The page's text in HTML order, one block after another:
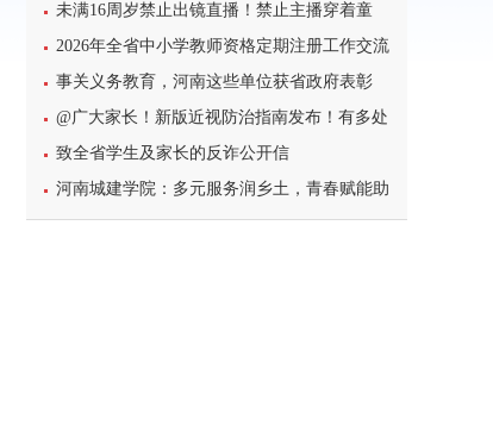
未满16周岁禁止出镜直播！禁止主播穿着童
装、校服等模仿未成年人直播
2026年全省中小学教师资格定期注册工作交流
暨信息系统使用培训班举办
事关义务教育，河南这些单位获省政府表彰
@广大家长！新版近视防治指南发布！有多处
调整！
致全省学生及家长的反诈公开信
河南城建学院：多元服务润乡土，青春赋能助
振兴